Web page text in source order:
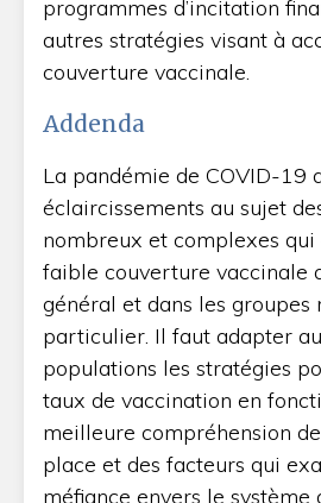
programmes d’incitation
autres stratégies visant à
couverture vaccinale.
Addenda
La pandémie de COVID-19
éclaircissements au sujet
nombreux et complexes
faible couverture vaccinale
général et dans les groupes
particulier. Il faut adapter
populations les stratégies
taux de vaccination en
meilleure compréhension
place et des facteurs qui
méfiance envers le